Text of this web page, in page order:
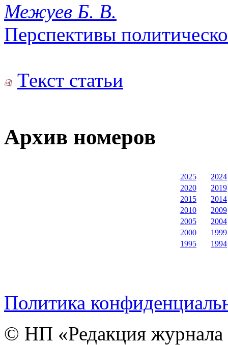
Межуев Б. В.
Перспективы
Текст статьи
Архив номеров
2025
2024
2020
2019
2015
2014
2010
2009
2005
2004
2000
1999
1995
1994
Политика
© НП «Редакция